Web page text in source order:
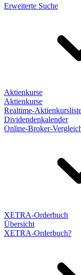
Erweiterte Suche
Aktienkurse
Aktienkurse
Realtime-
Dividendenkalender
Online-Broker-
XETRA-Orderbuch
Übersicht
XETRA-Orderbuch?